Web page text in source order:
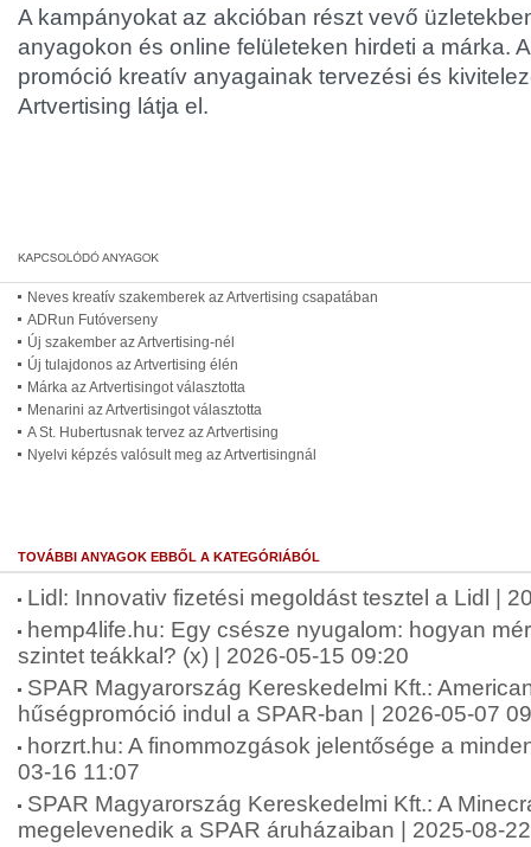
A kampányokat az akcióban részt vevő
anyagokon és online felületeken hirdeti a márka.
promóció kreatív anyagainak tervezési és
Artvertising látja el.
Neves kreatív szakemberek az Artvertising csapatában
ADRun Futóverseny
Új szakember az Artvertising-nél
Új tulajdonos az Artvertising élén
Márka az Artvertisingot választotta
Menarini az Artvertisingot választotta
A St. Hubertusnak tervez az Artvertising
Nyelvi képzés valósult meg az Artvertisingnál
TOVÁBBI ANYAGOK EBBŐL A KATEGÓRIÁBÓL
Lidl: Innovativ fizetési megoldást tesztel a Lidl |
hemp4life.hu: Egy csésze nyugalom: hogyan
szintet teákkal? (x) | 2026-05-15 09:20
SPAR Magyarország Kereskedelmi Kft.:
hűségpromóció indul a SPAR-ban | 2026-05-07
horzrt.hu: A finommozgások jelentősége a
03-16 11:07
SPAR Magyarország Kereskedelmi Kft.: A
megelevenedik a SPAR áruházaiban | 2025-08-